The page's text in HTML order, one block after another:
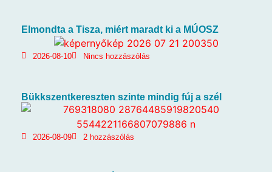
Elmondta a Tisza, miért maradt ki a MÚOSZ
2026-08-10 Nincs hozzászólás
Bükkszentkereszten szinte mindig fúj a szél
2026-08-09 2 hozzászólás